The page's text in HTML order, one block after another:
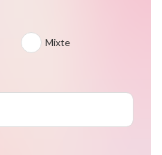
Mixte